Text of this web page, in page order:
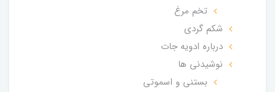
تخم مرغ
شکم گردی
درباره ادویه جات
نوشیدنی ها
بستنی و اسموتی